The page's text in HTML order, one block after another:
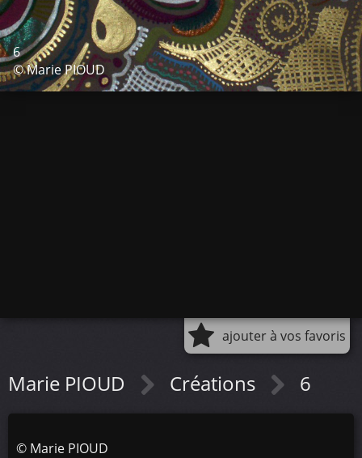
6
© Marie PIOUD
ajouter à vos favoris
Marie PIOUD Créations 6
© Marie PIOUD